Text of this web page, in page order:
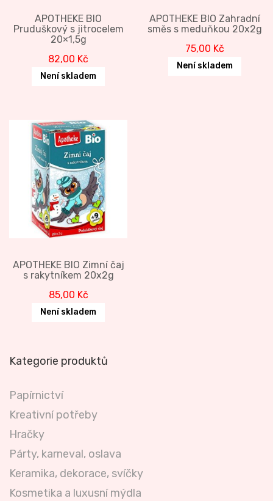
APOTHEKE BIO
Pruduškový s jitrocelem
20×1,5g
82,00 Kč
Není skladem
APOTHEKE BIO Zahradní
směs s meduňkou 20x2g
75,00 Kč
Není skladem
APOTHEKE BIO Zimní čaj
s rakytníkem 20x2g
85,00 Kč
Není skladem
Kategorie produktů
Papírnictví
Kreativní potřeby
Hračky
Párty, karneval, oslava
Keramika, dekorace, svíčky
Kosmetika a luxusní mýdla